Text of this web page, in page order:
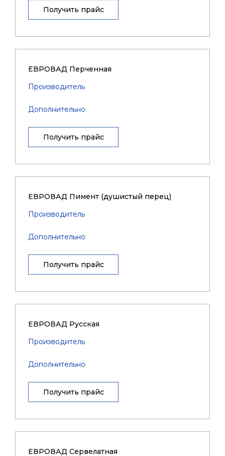
Получить прайс
ЕВРОВАД Перченная
Производитель
Дополнительно
Получить прайс
ЕВРОВАД Пимент (душистый перец)
Производитель
Дополнительно
Получить прайс
ЕВРОВАД Русская
Производитель
Дополнительно
Получить прайс
ЕВРОВАД Сервелатная